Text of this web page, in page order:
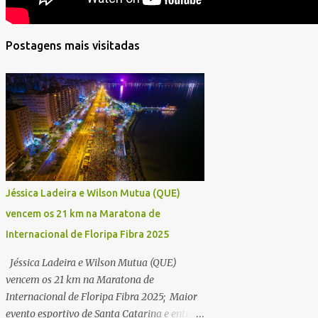
Postagens mais visitadas
Jéssica Ladeira e Wilson Mutua (QUE)
vencem os 21 km na Maratona de
Internacional de Floripa Fibra 2025
Jéssica Ladeira e Wilson Mutua (QUE)
vencem os 21 km na Maratona de
Internacional de Floripa Fibra 2025; Maior
evento esportivo de Santa Catarina e entre